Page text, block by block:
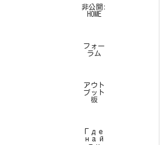
非公開:
HOME
フォー
ラム
アウト
プット
板
Где
най